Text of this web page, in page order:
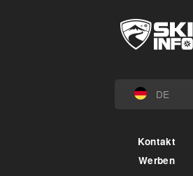
DE
Kontakt
Werben